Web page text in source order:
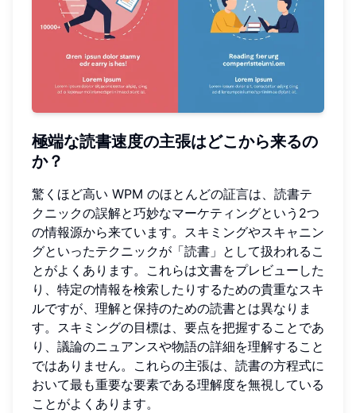
極端な読書速度の主張はどこから来るの
か？
驚くほど高い WPM のほとんどの証言は、読書テ
クニックの誤解と巧妙なマーケティングという2つ
の情報源から来ています。スキミングやスキャニン
グといったテクニックが「読書」として扱われるこ
とがよくあります。これらは文書をプレビューした
り、特定の情報を検索したりするための貴重なスキ
ルですが、理解と保持のための読書とは異なりま
す。スキミングの目標は、要点を把握することであ
り、議論のニュアンスや物語の詳細を理解すること
ではありません。これらの主張は、読書の方程式に
おいて最も重要な要素である理解度を無視している
ことがよくあります。